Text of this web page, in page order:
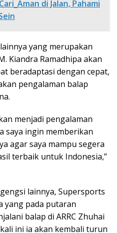
di Jalan, Pahami
yang merupakan
Kiandra Ramadhipa akan
beradaptasi dengan cepat,
pengalaman balap
menjadi pengalaman
saya ingin memberikan
agar saya mampu segera
terbaik untuk Indonesia,”
lainnya, Supersports
yang pada putaran
balap di ARRC Zhuhai
ini ia akan kembali turun